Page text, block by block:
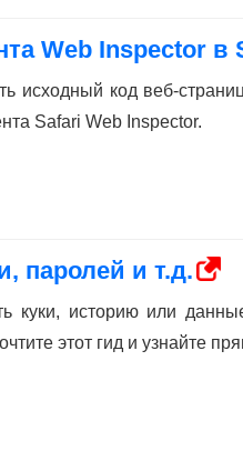
Web Inspector в
исходный код веб-
Safari Web Inspector.
паролей и т.д.
куки, историю или
этот гид и узнайте